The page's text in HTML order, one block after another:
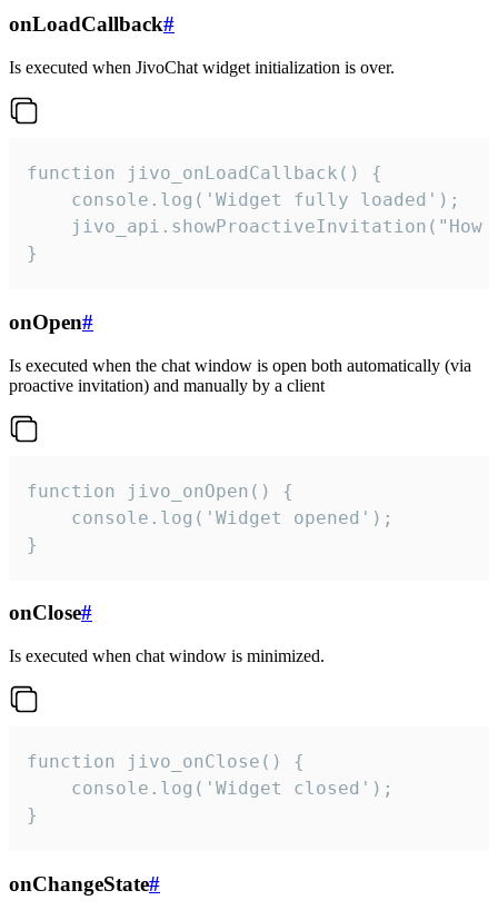
onLoadCallback#
Is executed when JivoChat widget initialization is over.
function jivo_onLoadCallback() {
    console.log('Widget fully loaded');
jivo_api.showProactiveInvitation("How
}
onOpen#
Is executed when the chat window is open both automatically (via
proactive invitation) and manually by a client
function jivo_onOpen() {
    console.log('Widget opened');
}
onClose#
Is executed when chat window is minimized.
function jivo_onClose() {
    console.log('Widget closed');
}
onChangeState#